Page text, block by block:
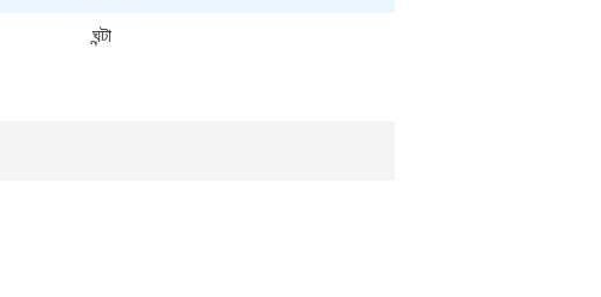
ঘন্টা